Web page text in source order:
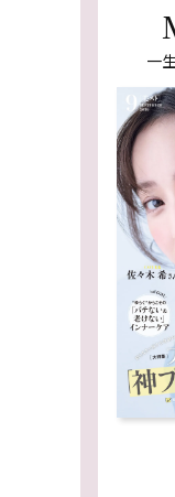
一